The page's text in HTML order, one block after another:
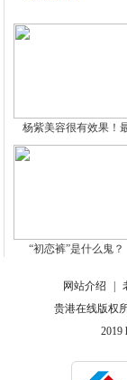
杨紫美容很有效果！
“初恋裤”是什么鬼？
网站介绍
贵港在线版权
2019